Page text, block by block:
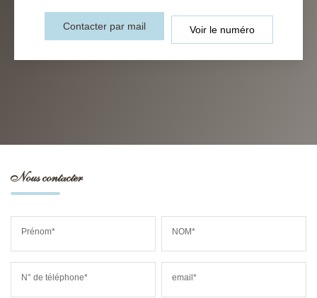
Contacter par mail Voir le numéro
Nous contacter
Prénom* NOM*
N° de téléphone* email*